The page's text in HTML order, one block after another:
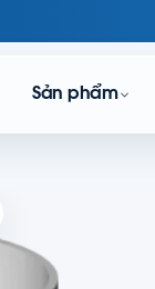
Sản phẩm